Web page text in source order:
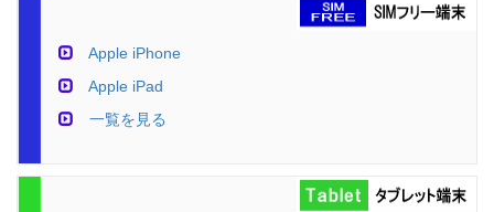
Apple iPhone
Apple iPad
一覧を見る